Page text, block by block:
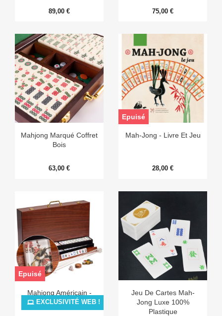
89,00 € 75,00 €
Mahjong Marqué Coffret
Bois
63,00 €
Mah-Jong - Livre Et Jeu
28,00 €
Epuisé
Mahjong Américain -
Traditional Birds
EXCLUSIVITÉ WEB !
Epuisé
Jeu De Cartes Mah-
Jong Luxe 100%
Plastique